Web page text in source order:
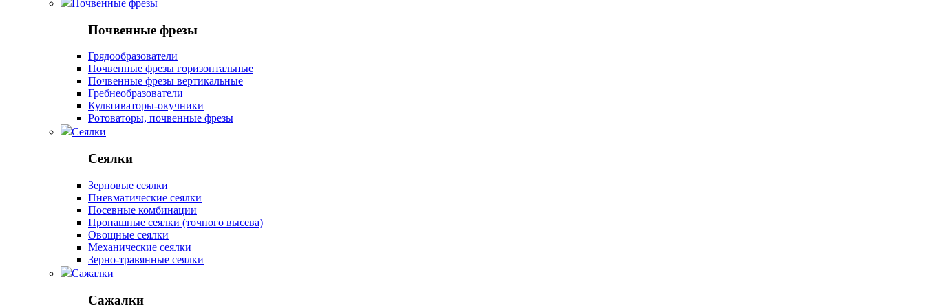
Почвенные фрезы
Почвенные фрезы
Грядообразователи
Почвенные фрезы горизонтальные
Почвенные фрезы вертикальные
Гребнеобразователи
Культиваторы-окучники
Ротоваторы, почвенные фрезы
Сеялки
Сеялки
Зерновые сеялки
Пневматические сеялки
Посевные комбинации
Пропашные сеялки (точного высева)
Овощные сеялки
Механические сеялки
Зерно-травянные сеялки
Сажалки
Сажалки